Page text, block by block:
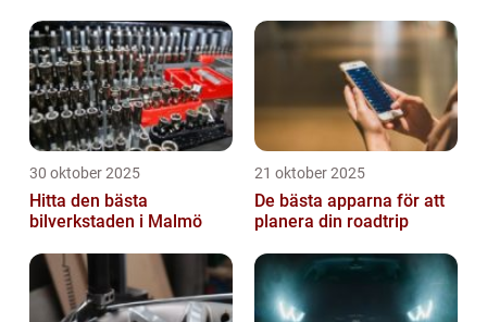
30 oktober 2025
Hitta den bästa
bilverkstaden i Malmö
21 oktober 2025
De bästa apparna för att
planera din roadtrip